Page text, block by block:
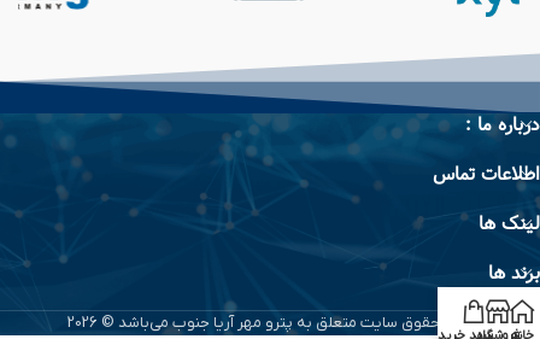
درباره ما :
اطلاعات تماس
لینک ها
برند ها
تمام حقوق سایت متعلق به پترو مهر آریا جنوب می‌باشد © 2026
خانهفروشگاهسبد خرید